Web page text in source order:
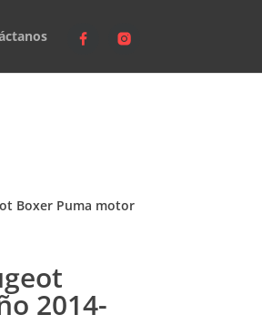
Boxer Puma motor
2014-